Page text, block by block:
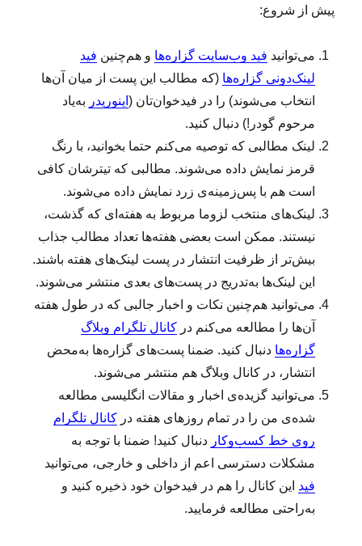
د
ت‌
(
پیش از شروع:
می‌توانید فید وب‌سایت گزاره‌ها و هم‌چنین فید
لینک‌دونی گزاره‌ها (که مطالب این پست از میان آن‌ها
انتخاب می‌شوند) را در فیدخوان‌تان ( اینوریدر به‌یاد
مرحوم گودر!) دنبال کنید.
لینک‌ مطالبی که توصیه می‌کنم حتما بخوانید، با رنگ
قرمز نمایش داده می‌شوند. مطالبی که تیترشان کافی
است هم با پس‌زمینه‌ی زرد نمایش داده می‌شوند.
لینک‌‌های منتخب لزوما مربوط به هفته‌ای که گذشت،
نیستند. ممکن است بعضی هفته‌ها تعداد مطالب جذاب
بیش‌تر از ظرفیت انتشار در پست لینک‌های هفته باشند.
این لینک‌ها به‌تدریج در پست‌های بعدی منتشر می‌شوند.
می‌توانید هم‌چنین نکات و اخبار جالبی که در طول هفته
آن‌ها را مطالعه می‌کنم درکانال تلگرام وبلاگ
گزاره‌ها دنبال کنید. ضمنا پست‌های گزاره‌ها به‌محض
انتشار، در کانال وبلاگ هم منتشر می‌شوند.
می‌توانید گزیده‌ی اخبار و مقالات انگلیسی مطالعه‌
شده‌ی من را در تمام روزهای هفته درکانال تلگرام
روی خط کسب‌وکار دنبال کنید! ضمنا با توجه به
مشکلات دسترسی اعم از داخلی و خارجی، می‌توانید
فید این کانال را هم در فیدخوان خود ذخیره کنید و
به‌راحتی مطالعه فرمایید.